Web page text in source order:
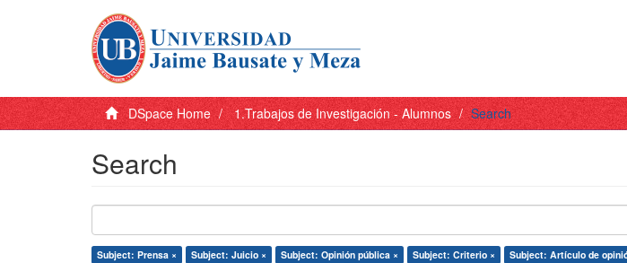
DSpace Home 1.Trabajos de Investigación - Alumnos Search
Search
Subject: Prensa × Subject: Juicio × Subject: Opinión pública × Subject: Criterio × Subject: Artículo de